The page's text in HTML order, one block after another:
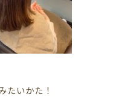
たいかた！